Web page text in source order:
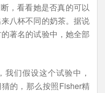
，看看她是否真的可以
八杯不同的奶茶。据说
著名的试验中，她全部
们假设这个试验中，
的，那么按照Fisher精